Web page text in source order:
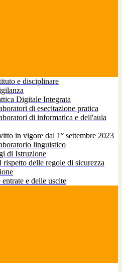
e disciplinare
Digitale Integrata
di esecitazione pratica
di informatica e dell'aula
in vigore dal 1° settembre 2023
linguistico
di Istruzione
delle regole di sicurezza
e delle uscite